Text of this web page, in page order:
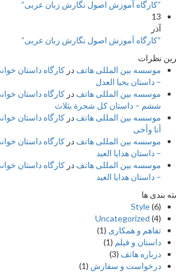
“کارگاه آموزش اصول نگارش زبان عربی”
13
آذر
“کارگاه آموزش اصول نگارش زبان عربی”
نظرات
موسسه بین المللی هاتفدرکارگاه داستان
– داستان یحیا العدل
موسسه بین المللی هاتفدرکارگاه داستان
ششم – داستان کل شجرة بثلاث
موسسه بین المللی هاتفدرکارگاه داستان
أنا وأخی
موسسه بین المللی هاتفدرکارگاه داستان
– داستان هدایا العید
موسسه بین المللی هاتفدرکارگاه داستان
– داستان هدایا العید
ها
Style(6)
Uncategorized(4)
تفاهم و همکاری (1)
داستان و فیلم(1)
درباره هاتف(3)
درخواست و سفارش(1)